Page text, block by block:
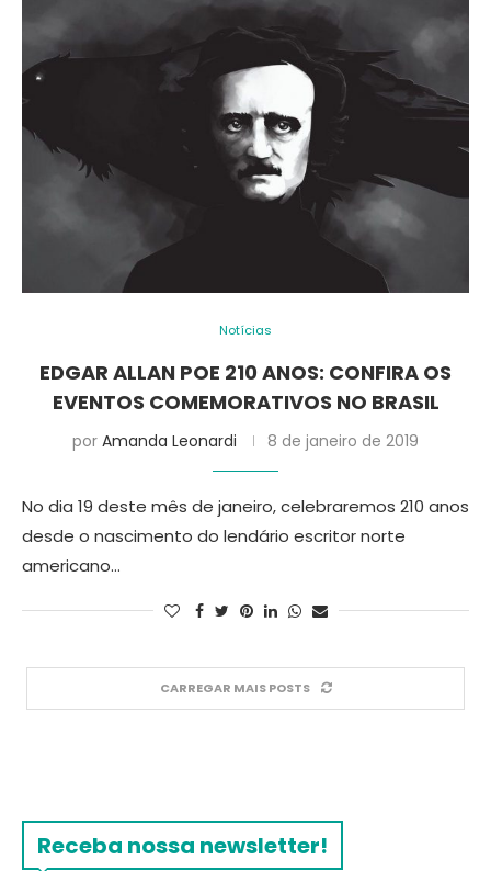
Notícias
EDGAR ALLAN POE 210 ANOS: CONFIRA OS
EVENTOS COMEMORATIVOS NO BRASIL
por Amanda Leonardi 8 de janeiro de 2019
No dia 19 deste mês de janeiro, celebraremos 210 anos
desde o nascimento do lendário escritor norte
americano…
CARREGAR MAIS POSTS
Receba nossa newsletter!